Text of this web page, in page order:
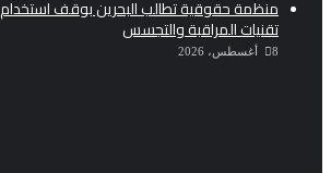
منظمة حقوقية تطالب البحرين بوقف استخدام
تقنيات المراقبة والتجسس
8 أغسطس، 2026